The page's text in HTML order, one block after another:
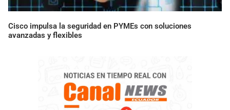
Cisco impulsa la seguridad en PYMEs con soluciones
avanzadas y flexibles